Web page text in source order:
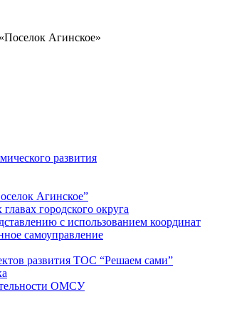
Агинское»
развития
Агинское”
городского округа
с использованием координат
самоуправление
развития ТОС “Решаем сами”
ОМСУ